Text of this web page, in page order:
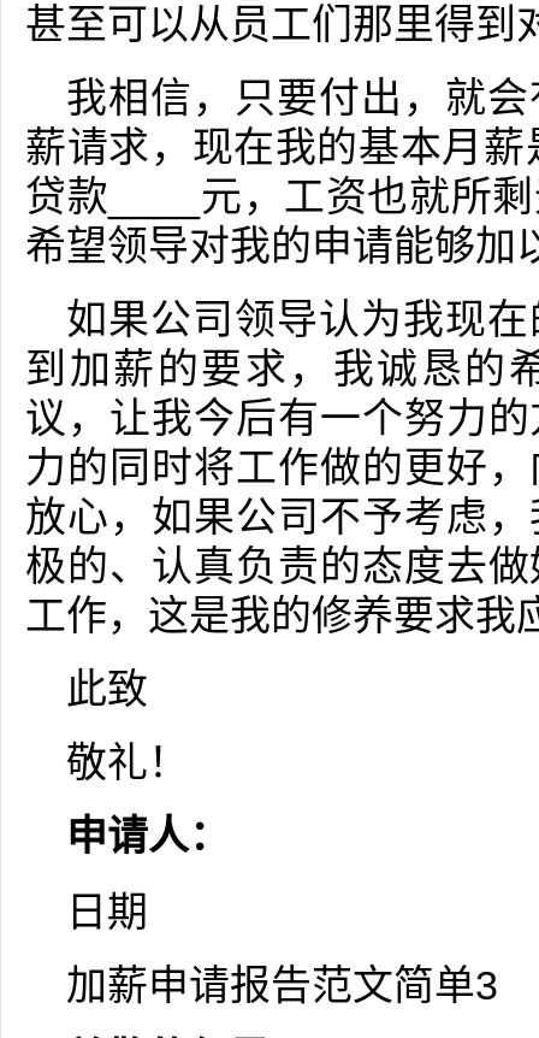
甚至可以从员工们那里得到
我相信，只要付出，就
薪请求，现在我的基本月
贷款____元，工资也就所
希望领导对我的申请能够加
如果公司领导认为我现
到加薪的要求，我诚恳的
议，让我今后有一个努力
力的同时将工作做的更好
放心，如果公司不予考虑
极的、认真负责的态度去
工作，这是我的修养要求我
此致
敬礼！
申请人：
日期
加薪申请报告范文简单3